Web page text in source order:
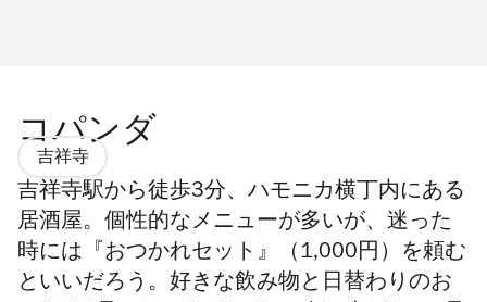
コパンダ
吉祥寺
吉祥寺駅から徒歩3分、 ハモニカ横丁内にある
居酒屋。個性的なメニューが多いが、迷った
時には『おつかれセット』（1,000円）を頼む
といいだろう。好きな飲み物と日替わりのお